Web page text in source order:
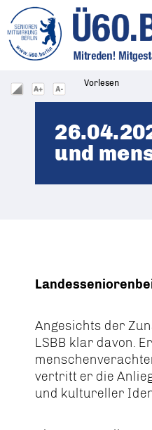
Vorlesen
und
Angesichts der
LSBB klar davon.
vertritt er die
und kultureller